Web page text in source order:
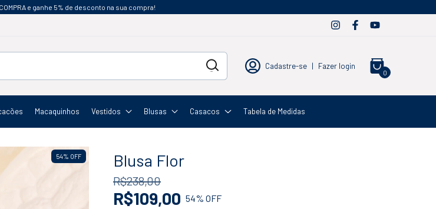
e ganhe 5% de desconto na sua compra!
Cadastre-se | Fazer login
0
Macaquinhos Vestidos Blusas Casacos Tabela de Medidas
54% OFF Blusa Flor
R$238,00
R$109,00 54% OFF